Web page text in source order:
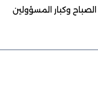
وكبار المسؤولين